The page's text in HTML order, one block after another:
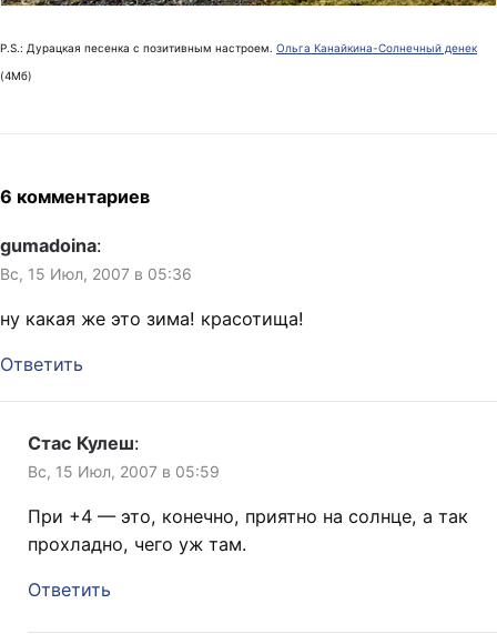
P.S.: Дурацкая песенка с позитивным настроем. Ольга Канайкина-Солнечный денек
(4Мб)
6 комментариев
gumadoina:
Вс, 15 Июл, 2007 в 05:36
ну какая же это зима! красотища!
Ответить
Стас Кулеш:
Вс, 15 Июл, 2007 в 05:59
При +4 — это, конечно, приятно на солнце, а так
прохладно, чего уж там.
Ответить